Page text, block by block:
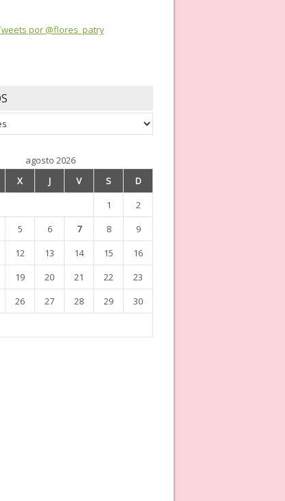
por @flores_patry
agosto 2026
X J V S
D
1
2
5 6 7 8
9
12 13 14 15
16
19 20 21 22
23
26 27 28 29
30